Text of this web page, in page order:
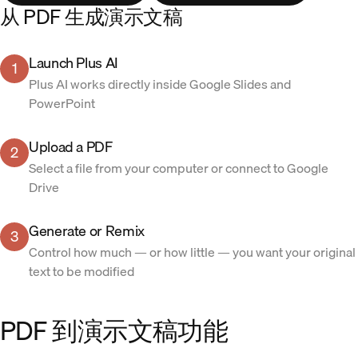
从 PDF 生成演示文稿
1 Launch Plus AI
Plus AI works directly inside Google Slides and
PowerPoint
2 Upload a PDF
Select a file from your computer or connect to Google
Drive
3 Generate or Remix
Control how much — or how little — you want your original
text to be modified
PDF 到演示文稿功能